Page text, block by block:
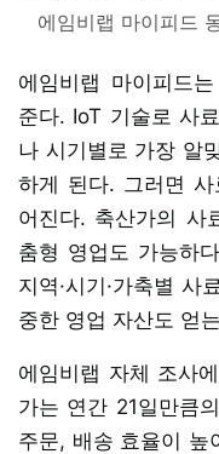
에임비랩 마이피드
에임비랩 마이피드
준다. IoT 기술로 사
나 시기별로 가장 알
하게 된다. 그러면
어진다. 축산가의 사
춤형 영업도 가능하
지역·시기·가축별 사
중한 영업 자산도 얻
에임비랩 자체 조사
가는 연간 21일만큼
주문, 배송 효율이 높